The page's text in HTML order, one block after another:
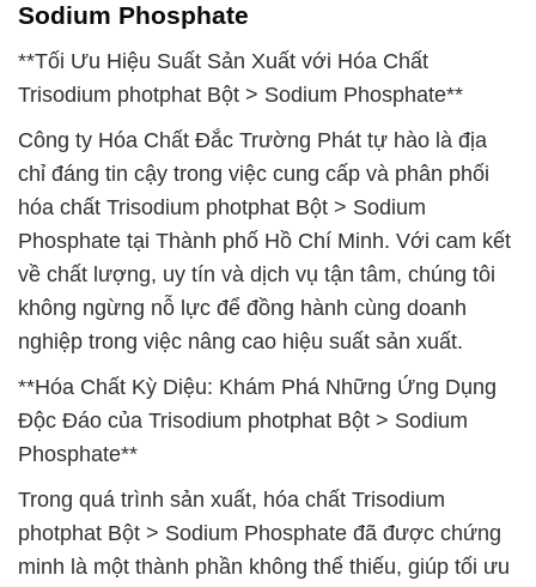
Sodium Phosphate
**Tối Ưu Hiệu Suất Sản Xuất với Hóa Chất
Trisodium photphat Bột > Sodium Phosphate**
Công ty Hóa Chất Đắc Trường Phát tự hào là địa
chỉ đáng tin cậy trong việc cung cấp và phân phối
hóa chất Trisodium photphat Bột > Sodium
Phosphate tại Thành phố Hồ Chí Minh. Với cam kết
về chất lượng, uy tín và dịch vụ tận tâm, chúng tôi
không ngừng nỗ lực để đồng hành cùng doanh
nghiệp trong việc nâng cao hiệu suất sản xuất.
**Hóa Chất Kỳ Diệu: Khám Phá Những Ứng Dụng
Độc Đáo của Trisodium photphat Bột > Sodium
Phosphate**
Trong quá trình sản xuất, hóa chất Trisodium
photphat Bột > Sodium Phosphate đã được chứng
minh là một thành phần không thể thiếu, giúp tối ưu